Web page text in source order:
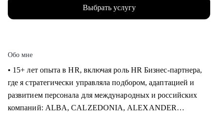
Выбрать услугу
Обо мне
• 15+ лет опыта в HR, включая роль HR Бизнес-партнера,
где я стратегически управляла подбором, адаптацией и
развитием персонала для международных и российских
компаний: ALBA, CALZEDONIA, ALEXANDER